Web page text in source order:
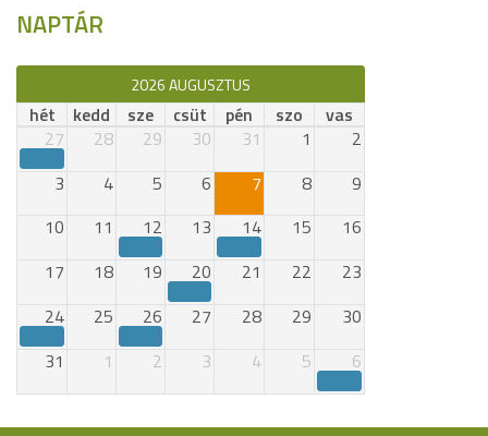
NAPTÁR
2026 AUGUSZTUS
hét kedd sze csüt pén szo
vas
27
28 29 30 31 1
2
3
4 5 6 7 8
9
10
11 12 13 14 15
16
17
18 19 20 21 22
23
24
25 26 27 28 29
30
31
1 2 3 4 5 6